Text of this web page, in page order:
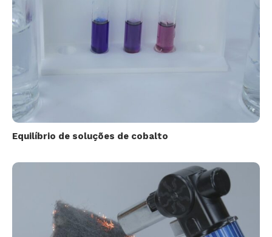
Equilíbrio de soluções de cobalto